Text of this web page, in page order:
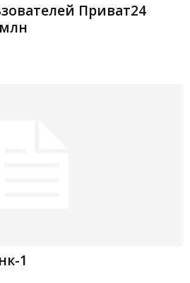
Приват24
1